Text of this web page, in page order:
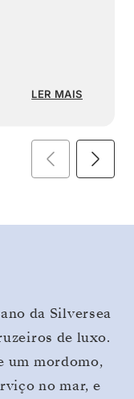
LER MAIS
da Silversea
de luxo.
um mordomo,
no mar, e